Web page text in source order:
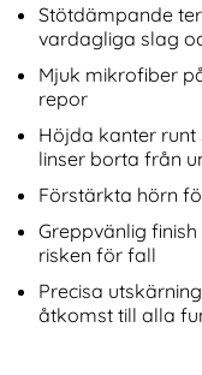
Stötdämpande
vardagliga slag
Mjuk mikrofiber
repor
Höjda kanter
linser borta från
Förstärkta hörn
Greppvänlig
risken för fall
Precisa
åtkomst till alla